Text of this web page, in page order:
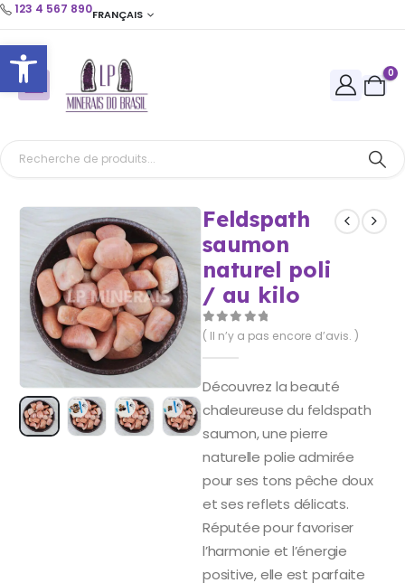
Ouvrir la barre d’outils
123 4 567 890FRANÇAIS
0
Feldspath
saumon
naturel poli
/ au kilo
0Sur 5
( Il n’y a pas encore d’avis. )
Découvrez la beauté
chaleureuse du feldspath
saumon, une pierre
naturelle polie admirée
pour ses tons pêche doux
et ses reflets délicats.
Réputée pour favoriser
l’harmonie et l’énergie
positive, elle est parfaite